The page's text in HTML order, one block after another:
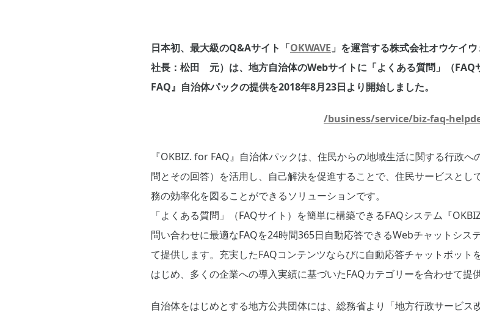
日本初、最大級のQ&Aサイト「OKWAVE 」を運営する株式会社オウケイ
社長：松田 元）は、地方自治体のWebサイトに「よくある質問」（
FAQ』自治体パックの提供を2018年8月23日より開始しました。
/business/service/biz-faq-
『OKBIZ. for FAQ』自治体パックは、住民からの地域生活に関する行政
問とその回答）を活用し、自己解決を促進することで、住民サービスと
務の効率化を図ることができるソリューションです。
「よくある質問」（FAQサイト）を簡単に構築できるFAQシステム『
問い合わせに最適なFAQを24時間365日自動応答できるWebチャットシ
て提供します。充実したFAQコンテンツならびに自動応答チャットボット
はじめ、多くの企業への導入実績に基づいたFAQカテゴリーを合わせて提供
自治体をはじめとする地方公共団体には、総務省より「地方行政サービス